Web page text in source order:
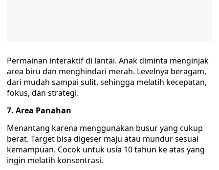
‎Permainan interaktif di lantai. Anak diminta menginjak
area biru dan menghindari merah. Levelnya beragam,
dari mudah sampai sulit, sehingga melatih kecepatan,
fokus, dan strategi.
7. Area Panahan
‎Menantang karena menggunakan busur yang cukup
berat. Target bisa digeser maju atau mundur sesuai
kemampuan. Cocok untuk usia 10 tahun ke atas yang
ingin melatih konsentrasi.